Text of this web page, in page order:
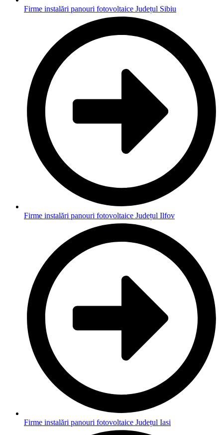
Firme instalări panouri fotovoltaice Județul Sibiu
Firme instalări panouri fotovoltaice Județul Ilfov
Firme instalări panouri fotovoltaice Județul Iasi